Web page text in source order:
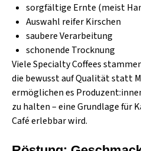
sorgfältige Ernte (meist
Auswahl reifer Kirschen
saubere Verarbeitung
schonende Trocknung
Viele Specialty Coffees
die bewusst auf Qualität statt
ermöglichen es
zu halten – eine Grundlage für
Café erlebbarwird.